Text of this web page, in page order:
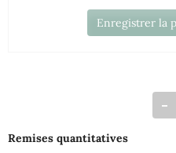
Enregistrer la
Remises quantitatives